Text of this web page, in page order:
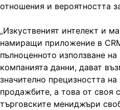
отношения и вероятността
„Изкуственият интелект и
намиращи приложение в
пълноценното използване
компанията данни, дават
значително прецизността на
продажбите, а това от своя
търговските мениджъри